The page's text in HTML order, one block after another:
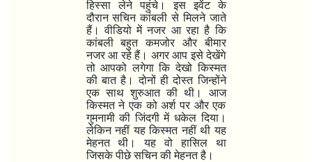
हिस्सा लेने पहुंचे। इस इवेंट के
दौरान सचिन कांबली से मिलने जाते
हैं। वीडियो में नजर आ रहा है कि
कांबली बहुत कमजोर और बीमार
नजर आ रहे हैं। अगर आप इसे देखेंगे
तो आपको लगेगा कि देखो किस्मत
की बात है। दोनों ही दोस्त जिन्होंने
एक साथ शुरुआत की थी। आज
किस्मत ने एक को अर्श पर और एक
गुमनामी की जिंदगी में धकेल दिया।
लेकिन नहीं यह किस्मत नहीं थी यह
मेहनत थी। यह वो हासिल था
जिसके पीछे सचिन की मेहनत है।